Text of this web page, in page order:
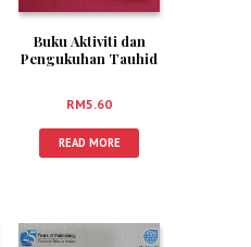
Buku Aktiviti dan
Pengukuhan Tauhid
RM5.60
READ MORE